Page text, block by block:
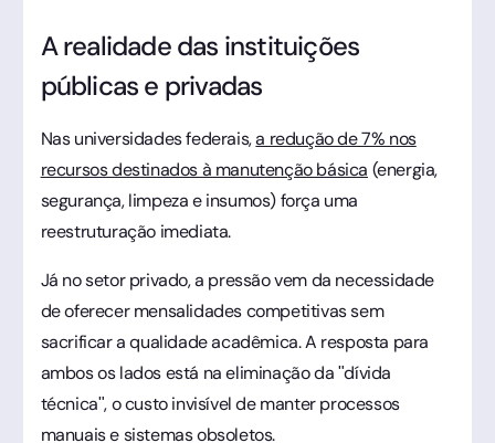
A realidade das instituições
públicas e privadas
Nas universidades federais,a redução de 7% nos
recursos destinados à manutenção básica (energia,
segurança, limpeza e insumos) força uma
reestruturação imediata.
Já no setor privado, a pressão vem da necessidade
de oferecer mensalidades competitivas sem
sacrificar a qualidade acadêmica. A resposta para
ambos os lados está na eliminação da "dívida
técnica", o custo invisível de manter processos
manuais e sistemas obsoletos.